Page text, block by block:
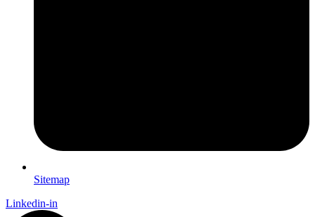
Sitemap
Linkedin-in